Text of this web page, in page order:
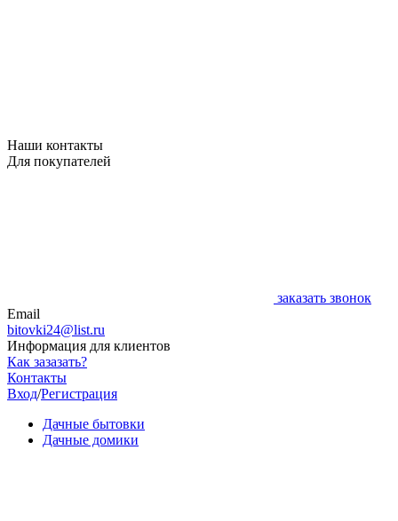
Наши контакты
Для покупателей
заказать звонок
Email
bitovki24@list.ru
Информация для клиентов
Как зазазать?
Контакты
Вход/Регистрация
Дачные бытовки
Дачные домики